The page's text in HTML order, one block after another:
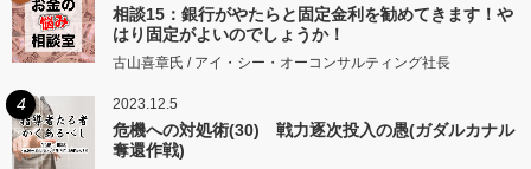
相談15：銀行がやたらと固定金利を勧めてきます！や
はり固定がよいのでしょうか！
古山喜章氏 / アイ・シー・オーコンサルティング社長
4 2023.12.5
危機への対処術(30) 戦力逐次投入の愚(ガダルカナル
奪還作戦)